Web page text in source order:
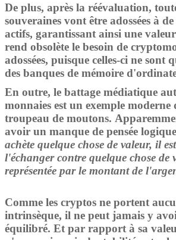
De plus, après la réévaluation,
souveraines vont être adossées à
actifs, garantissant ainsi une
rend obsolète le besoin de
adossées, puisque celles-ci ne sont
des banques de mémoire
En outre, le battage médiatique
monnaies est un exemple
troupeau de moutons.
avoir un manque de pensée
achète quelque chose de valeur, il
l'échanger contre quelque chose de
représentée par le montant de
Comme les cryptos ne portent
intrinsèque, il ne peut jamais y
équilibré. Et par rapport à sa